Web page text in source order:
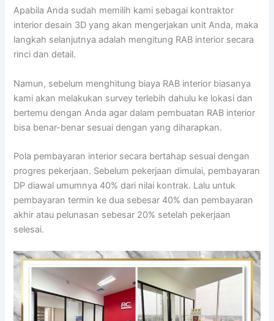
Apabila Anda sudah memilih kami sebagai kontraktor
interior desain 3D yang akan mengerjakan unit Anda, maka
langkah selanjutnya adalah mengitung RAB interior secara
rinci dan detail.
Namun, sebelum menghitung biaya RAB interior biasanya
kami akan melakukan survey terlebih dahulu ke lokasi dan
bertemu dengan Anda agar dalam pembuatan RAB interior
bisa benar-benar sesuai dengan yang diharapkan.
Pola pembayaran interior secara bertahap sesuai dengan
progres pekerjaan. Sebelum pekerjaan dimulai, pembayaran
DP diawal umumnya 40% dari nilai kontrak. Lalu untuk
pembayaran termin ke dua sebesar 40% dan pembayaran
akhir atau pelunasan sebesar 20% setelah pekerjaan
selesai.